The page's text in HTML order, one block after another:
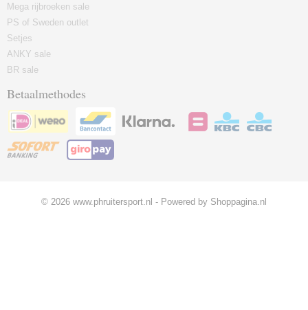
Mega rijbroeken sale
PS of Sweden outlet
Setjes
ANKY sale
BR sale
Betaalmethodes
© 2026 www.phruitersport.nl - Powered by Shoppagina.nl